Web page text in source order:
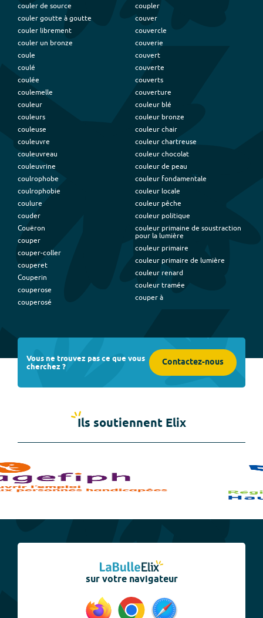
couler de source
couler goutte à goutte
couler librement
couler un bronze
coule
coulé
coulée
coulemelle
couleur
couleurs
couleuse
couleuvre
couleuvreau
couleuvrine
coulrophobe
coulrophobie
coulure
couder
Couëron
couper
couper-coller
couperet
Couperin
couperose
couperosé
coupler
couver
couvercle
couverie
couvert
couverte
couverts
couverture
couleur blé
couleur bronze
couleur chair
couleur chartreuse
couleur chocolat
couleur de peau
couleur fondamentale
couleur locale
couleur pêche
couleur politique
couleur primaine de soustraction
pour la lumière
couleur primaire
couleur primaire de lumière
couleur renard
couleur tramée
couper à
Vous ne trouvez pas ce que vous
cherchez ? Contactez-nous
Ils soutiennent Elix
sur votre navigateur